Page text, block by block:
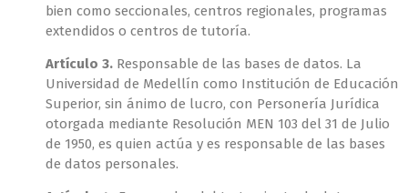
bien como seccionales, centros regionales, programas
extendidos o centros de tutoría.
Artículo 3. Responsable de las bases de datos. La
Universidad de Medellín como Institución de Educación
Superior, sin ánimo de lucro, con Personería Jurídica
otorgada mediante Resolución MEN 103 del 31 de Julio
de 1950, es quien actúa y es responsable de las bases
de datos personales.